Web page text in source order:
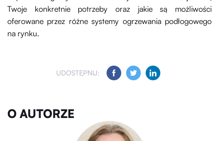
Twoje konkretnie potrzeby oraz jakie są możliwości
oferowane przez różne systemy ogrzewania podłogowego
na rynku.
UDOSTĘPNIJ:
O AUTORZE